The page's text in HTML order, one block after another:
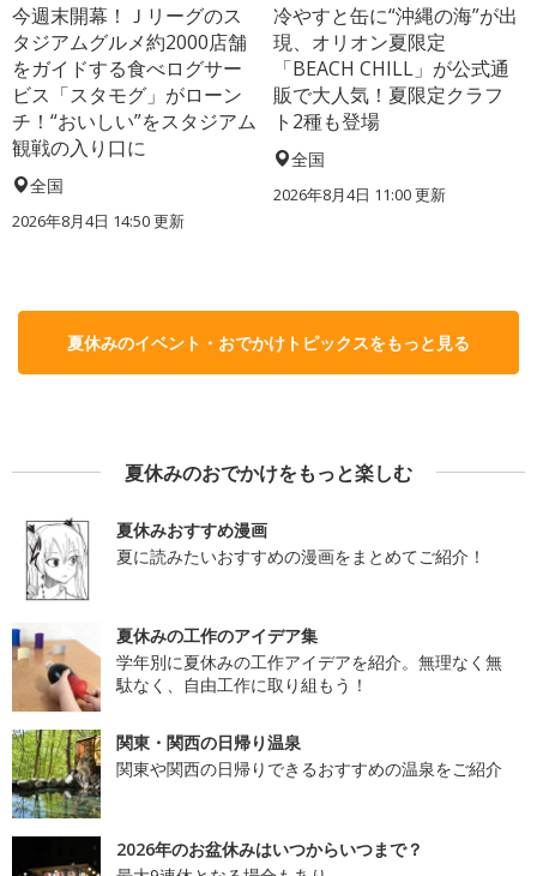
今週末開幕！Ｊリーグのス
タジアムグルメ約2000店舗
をガイドする食べログサー
ビス「スタモグ」がローン
チ！“おいしい”をスタジアム
観戦の入り口に
全国
2026年8月4日 14:50更新
冷やすと缶に“沖縄の海”が出
現、オリオン夏限定
「BEACH CHILL」が公式通
販で大人気！夏限定クラフ
ト2種も登場
全国
2026年8月4日 11:00更新
夏休みのイベント・おでかけトピックスをもっと見る
夏休みのおでかけをもっと楽しむ
夏休みおすすめ漫画
夏に読みたいおすすめの漫画をまとめてご紹介！
夏休みの工作のアイデア集
学年別に夏休みの工作アイデアを紹介。無理なく無
駄なく、自由工作に取り組もう！
関東・関西の日帰り温泉
関東や関西の日帰りできるおすすめの温泉をご紹介
2026年のお盆休みはいつからいつまで？